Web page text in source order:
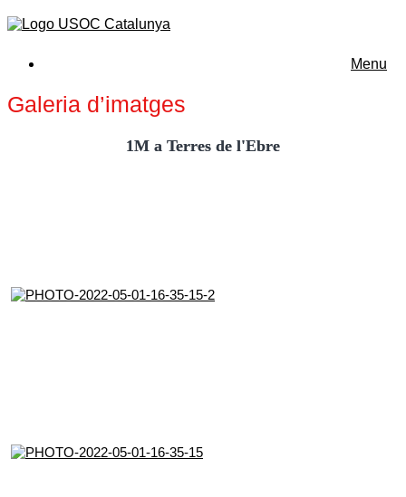
Menu
Galeria d’imatges
1M a Terres de l'Ebre